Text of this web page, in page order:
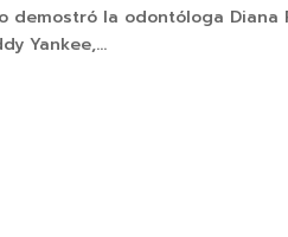
demostró la odontóloga Diana
Yankee,...